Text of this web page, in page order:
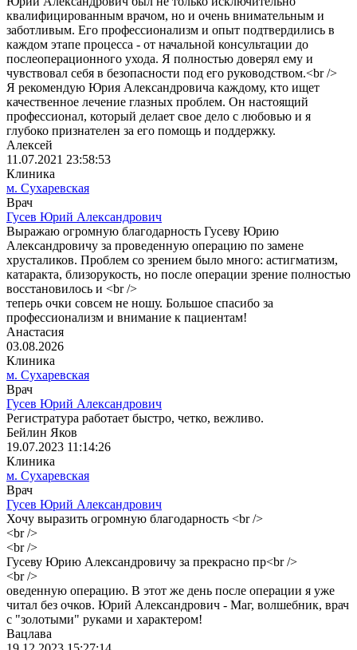
квалифицированным врачом, но и очень внимательным и
заботливым. Его профессионализм и опыт подтвердились в
каждом этапе процесса - от начальной консультации до
послеоперационного ухода. Я полностью доверял ему и
чувствовал себя в безопасности под его руководством.<br />
Я рекомендую Юрия Александровича каждому, кто ищет
качественное лечение глазных проблем. Он настоящий
профессионал, который делает свое дело с любовью и я
глубоко признателен за его помощь и поддержку.
Алексей
11.07.2021 23:58:53
Клиника
м. Сухаревская
Врач
Гусев Юрий Александрович
Выражаю огромную благодарность Гусеву Юрию
Александровичу за проведенную операцию по замене
хрусталиков. Проблем со зрением было много: астигматизм,
катаракта, близорукость, но после операции зрение полностью
восстановилось и <br />
теперь очки совсем не ношу. Большое спасибо за
профессионализм и внимание к пациентам!
Анастасия
03.08.2026
Клиника
м. Сухаревская
Врач
Гусев Юрий Александрович
Регистратура работает быстро, четко, вежливо.
Бейлин Яков
19.07.2023 11:14:26
Клиника
м. Сухаревская
Врач
Гусев Юрий Александрович
Хочу выразить огромную благодарность <br />
<br />
<br />
Гусеву Юрию Александровичу за прекрасно пр<br />
<br />
оведенную операцию. В этот же день после операции я уже
читал без очков. Юрий Александрович - Маг, волшебник, врач
с "золотыми" руками и характером!
Вацлава